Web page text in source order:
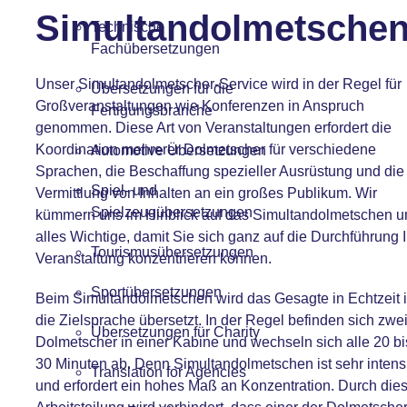
Technische
Fachübersetzungen
Übersetzungen für die
Fertigungsbranche
Automotive Übersetzungen
Spiel- und
Spielzeugübersetzungen
Tourismusübersetzungen
Sportübersetzungen
Übersetzungen für Charity
Translation for Agencies
Unser Simultandolmetscher-Service wird in der Regel für
Großveranstaltungen wieKonferenzen in Anspruch
genommen. Diese Art von Veranstaltungen erfordert die
Koordination mehrerer Dolmetscher für verschiedene
Sprachen, die Beschaffung spezieller Ausrüstung und die
Vermittlung von Inhalten an ein großes Publikum. Wir
kümmern uns im Hinblick auf das Simultandolmetschen
alles Wichtige, damit Sie sich ganz auf die Durchführung
Veranstaltung konzentrieren können.
Beim Simultandolmetschen wird das Gesagte in Echtzeit
die Zielsprache übersetzt. In der Regel befinden sich zwei
Dolmetscher in einer Kabine und wechseln sich alle 20
30 Minuten ab. Denn Simultandolmetschen ist sehr
und erfordert ein hohes Maß an Konzentration. Durch